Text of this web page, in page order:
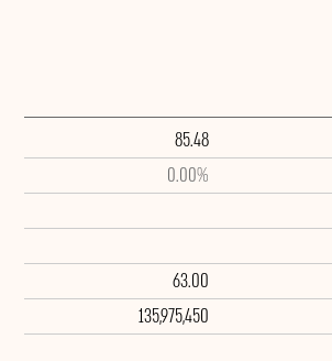
85.48
0.00%
63.00
135,975,450